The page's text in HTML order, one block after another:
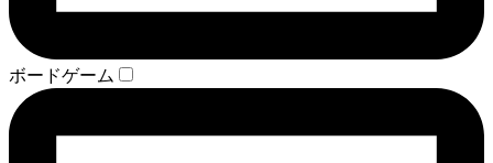
ボードゲーム